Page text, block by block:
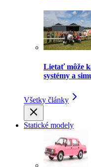
Lietať môže
systémy a
Všetky články
Statické modely